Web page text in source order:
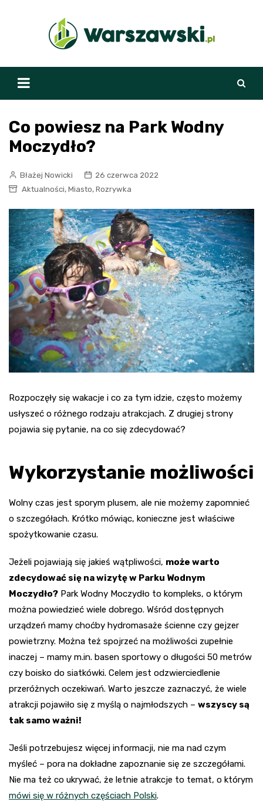
Co powiesz na Park Wodny
Moczydło?
Błażej Nowicki
26 czerwca 2022
Aktualności, Miasto, Rozrywka
Rozpoczęły się wakacje i co za tym idzie, często możemy
usłyszeć o różnego rodzaju atrakcjach. Z drugiej strony
pojawia się pytanie, na co się zdecydować?
Wykorzystanie możliwości
Wolny czas jest sporym plusem, ale nie możemy zapomnieć
o szczegółach. Krótko mówiąc, konieczne jest właściwe
spożytkowanie czasu.
Jeżeli pojawiają się jakieś wątpliwości, może warto
zdecydować się na wizytę w Parku Wodnym
Moczydło? Park Wodny Moczydło to kompleks, o którym
można powiedzieć wiele dobrego. Wśród dostępnych
urządzeń mamy choćby hydromasaże ścienne czy gejzer
powietrzny. Można też spojrzeć na możliwości zupełnie
inaczej – mamy m.in. basen sportowy o długości 50 metrów
czy boisko do siatkówki. Celem jest odzwierciedlenie
przeróżnych oczekiwań. Warto jeszcze zaznaczyć, że wiele
atrakcji pojawiło się z myślą o najmłodszych – wszyscy są
tak samo ważni!
Jeśli potrzebujesz więcej informacji, nie ma nad czym
myśleć – pora na dokładne zapoznanie się ze szczegółami.
Nie ma też co ukrywać, że letnie atrakcje to temat, o którym
mówi się w różnych częściach Polski.